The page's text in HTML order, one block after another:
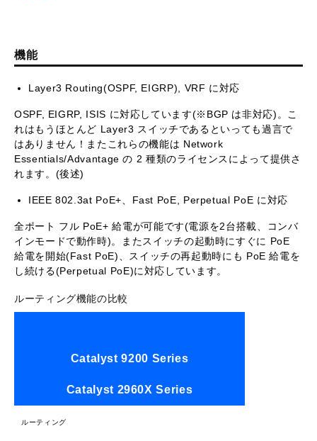
機能
Layer3 Routing(OSPF, EIGRP), VRF に対応
OSPF, EIGRP, ISIS に対応しています(※BGP は非対応)。こ
れはもうほとんど Layer3 スイッチであるといっても過言で
はありません！またこれらの機能は Network
Essentials/Advantage の 2 種類のライセンスによって提供さ
れます。(後述)
IEEE 802.3at PoE+、Fast PoE, Perpetual PoE に対応
全ポート フル PoE+ 給電が可能です(電源を2台搭載、コンバ
インモードで動作時)。またスイッチの起動時にすぐに PoE
給電を開始(Fast PoE)、スイッチの再起動時にも PoE 給電を
し続ける(Perpetual PoE)に対応しています。
ルーティング機能の比較
Catalyst 9200 Series
Catalyst 2960X Series
ルーティング